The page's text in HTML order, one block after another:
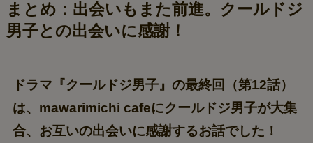
まとめ：出会いもまた前進。クールドジ
男子との出会いに感謝！
ドラマ『クールドジ男子』の最終回（第12話）
は、mawarimichi cafeにクールドジ男子が大集
合、お互いの出会いに感謝するお話でした！